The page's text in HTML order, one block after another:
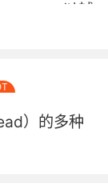
loved 以辅
“i”再加“-
母的动词：
如： stop
规则后，
轻松应对。
规则动词相
）的多种